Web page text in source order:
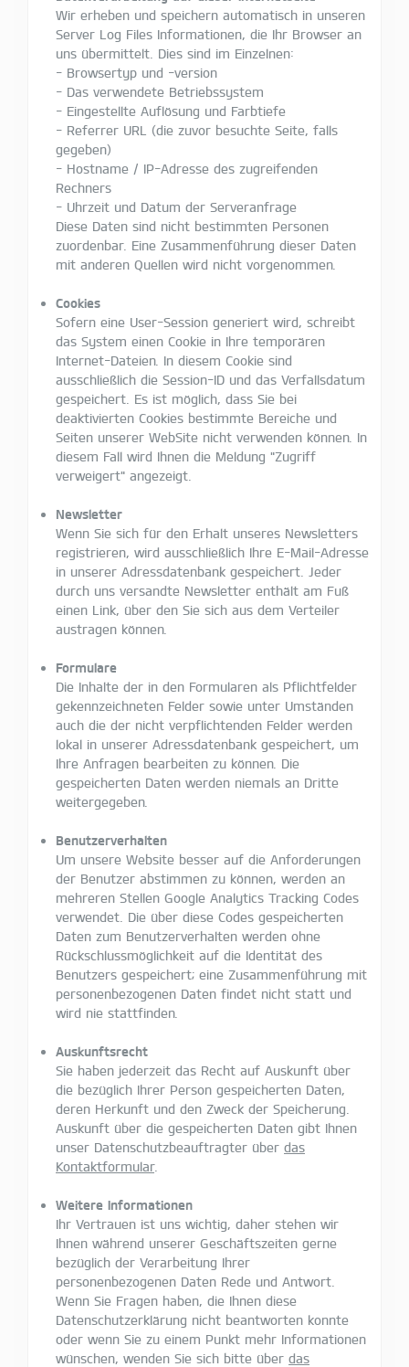
Wir erheben und speichern automatisch in unseren
Server Log Files Informationen, die Ihr Browser an
uns übermittelt. Dies sind im Einzelnen:
- Browsertyp und -version
- Das verwendete Betriebssystem
- Eingestellte Auflösung und Farbtiefe
- Referrer URL (die zuvor besuchte Seite, falls
gegeben)
- Hostname / IP-Adresse des zugreifenden
Rechners
- Uhrzeit und Datum der Serveranfrage
Diese Daten sind nicht bestimmten Personen
zuordenbar. Eine Zusammenführung dieser Daten
mit anderen Quellen wird nicht vorgenommen.
Cookies
Sofern eine User-Session generiert wird, schreibt
das System einen Cookie in Ihre temporären
Internet-Dateien. In diesem Cookie sind
ausschließlich die Session-ID und das Verfallsdatum
gespeichert. Es ist möglich, dass Sie bei
deaktivierten Cookies bestimmte Bereiche und
Seiten unserer WebSite nicht verwenden können. In
diesem Fall wird Ihnen die Meldung "Zugriff
verweigert" angezeigt.
Newsletter
Wenn Sie sich für den Erhalt unseres Newsletters
registrieren, wird ausschließlich Ihre E-Mail-Adresse
in unserer Adressdatenbank gespeichert. Jeder
durch uns versandte Newsletter enthält am Fuß
einen Link, über den Sie sich aus dem Verteiler
austragen können.
Formulare
Die Inhalte der in den Formularen als Pflichtfelder
gekennzeichneten Felder sowie unter Umständen
auch die der nicht verpflichtenden Felder werden
lokal in unserer Adressdatenbank gespeichert, um
Ihre Anfragen bearbeiten zu können. Die
gespeicherten Daten werden niemals an Dritte
weitergegeben.
Benutzerverhalten
Um unsere Website besser auf die Anforderungen
der Benutzer abstimmen zu können, werden an
mehreren Stellen Google Analytics Tracking Codes
verwendet. Die über diese Codes gespeicherten
Daten zum Benutzerverhalten werden ohne
Rückschlussmöglichkeit auf die Identität des
Benutzers gespeichert; eine Zusammenführung mit
personenbezogenen Daten findet nicht statt und
wird nie stattfinden.
Auskunftsrecht
Sie haben jederzeit das Recht auf Auskunft über
die bezüglich Ihrer Person gespeicherten Daten,
deren Herkunft und den Zweck der Speicherung.
Auskunft über die gespeicherten Daten gibt Ihnen
unser Datenschutzbeauftragter über das
Kontaktformular.
Weitere Informationen
Ihr Vertrauen ist uns wichtig, daher stehen wir
Ihnen während unserer Geschäftszeiten gerne
bezüglich der Verarbeitung Ihrer
personenbezogenen Daten Rede und Antwort.
Wenn Sie Fragen haben, die Ihnen diese
Datenschutzerklärung nicht beantworten konnte
oder wenn Sie zu einem Punkt mehr Informationen
wünschen, wenden Sie sich bitte über das